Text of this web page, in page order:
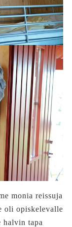
monia reissuja
oli opiskelevalle
halvin tapa